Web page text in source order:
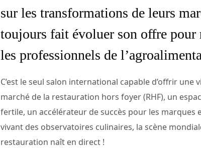
sur les transformations de leurs
toujours fait évoluer son offre pour
les professionnels de
C’est le seul salon international capable d’offrir
marché de la restauration hors foyer (RHF), un
fertile, un accélérateur de succès pour les marques
vivant des observatoires culinaires, la scène
restauration naît en direct !